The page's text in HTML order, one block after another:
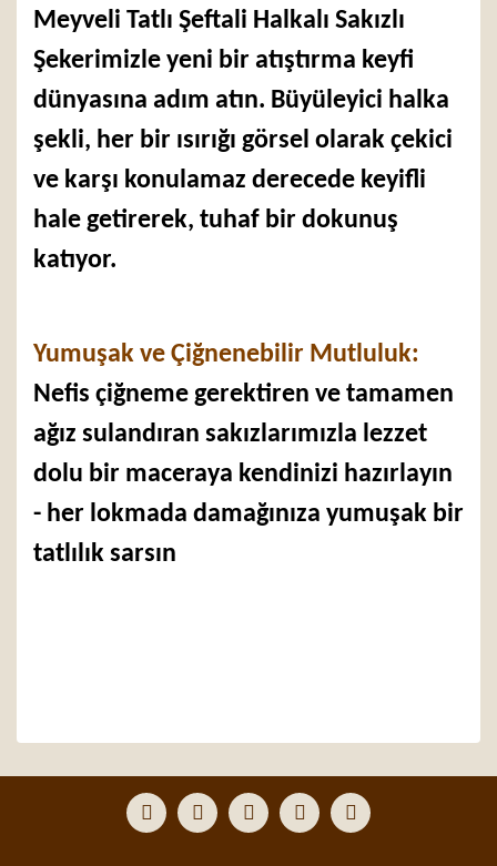
Meyveli Tatlı Şeftali Halkalı Sakızlı
Şekerimizle yeni bir atıştırma keyfi
dünyasına adım atın. Büyüleyici halka
şekli, her bir ısırığı görsel olarak çekici
ve karşı konulamaz derecede keyifli
hale getirerek, tuhaf bir dokunuş
katıyor.
Yumuşak ve Çiğnenebilir Mutluluk:
Nefis çiğneme gerektiren ve tamamen
ağız sulandıran sakızlarımızla lezzet
dolu bir maceraya kendinizi hazırlayın
- her lokmada damağınıza yumuşak bir
tatlılık sarsın
Yorum Yaz
formunu kullanarak tarafımıza iletebilirsiniz.
Görüş ve önerileriniz için teşekkür ederiz.